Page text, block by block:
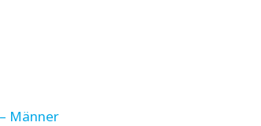
Männer